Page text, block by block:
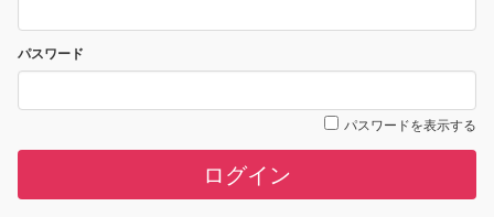
パスワード
パスワードを表示する
ログイン